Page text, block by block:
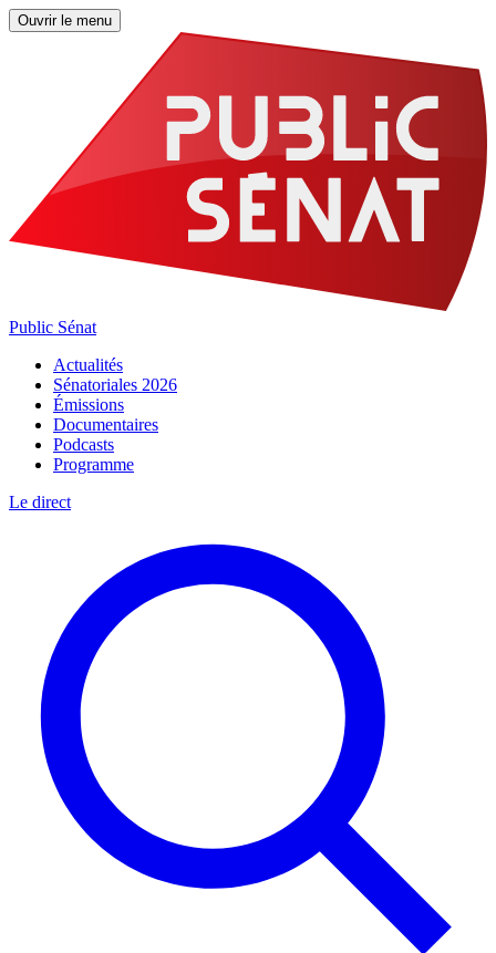
Ouvrir le menu
Public Sénat
Actualités
Sénatoriales 2026
Émissions
Documentaires
Podcasts
Programme
Le direct